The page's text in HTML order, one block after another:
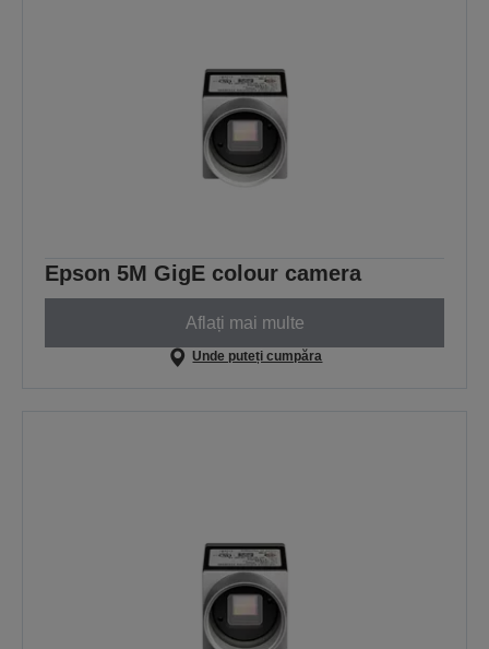
Epson 5M GigE colour camera
Aflați mai multe
Unde puteți cumpăra